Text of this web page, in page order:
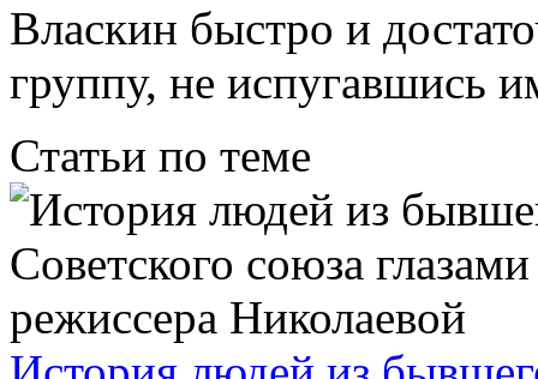
Власкин быстро и
группу, не испугавшись
Статьи по теме